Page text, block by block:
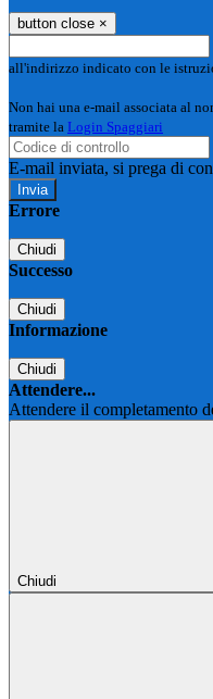
button close ×
all'indirizzo indicato con le
Non hai una e-mail associata al
tramite la Login Spaggiari
E-mail inviata, si prega di
Errore
Chiudi
Successo
Chiudi
Informazione
Chiudi
Attendere...
Attendere il completamento
Chiudi